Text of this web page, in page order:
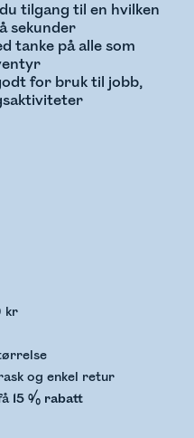
tilgang til en hvilken
sekunder
tanke på alle som
for bruk til jobb,
kr
og enkel retur
15 % rabatt